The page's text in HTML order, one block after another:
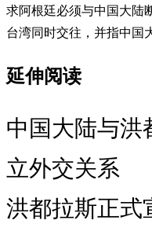
求阿根廷必须与中国大陆
台湾同时交往，并指中国
延伸阅读
中国大陆与洪
立外交关系
洪都拉斯正式